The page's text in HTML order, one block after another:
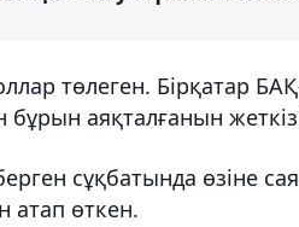
төлеген. Бірқатар
аяқталғанын
сұқбатында өзіне
атап өткен.